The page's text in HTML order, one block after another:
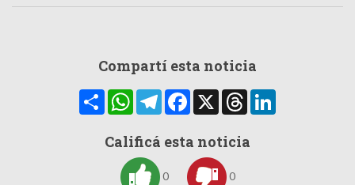
Compartí esta noticia
CompartirWhatsAppTelegramFacebook
X Threads
Calificá esta noticia
0 0